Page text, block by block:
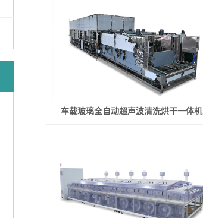
车载玻璃全自动超声波清洗烘干一体机